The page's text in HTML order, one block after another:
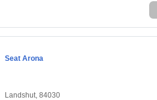
Seat Arona
Landshut, 84030